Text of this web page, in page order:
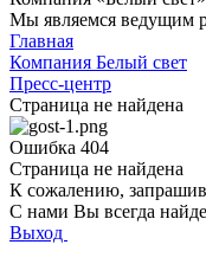
Мы являемся ведущим
Главная
Компания Белый свет
Пресс-центр
Страница не найдена
Ошибка 404
Страница не найдена
К сожалению,
С нами Вы всегда
Выход